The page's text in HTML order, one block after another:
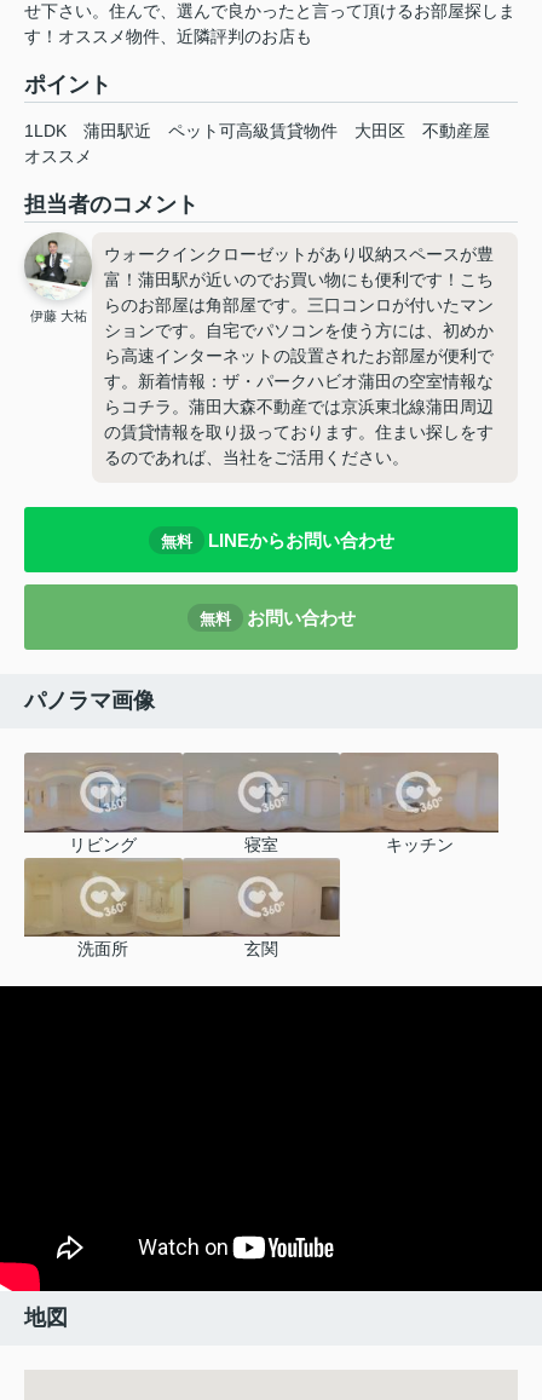
せ下さい。住んで、選んで良かったと言って頂けるお部屋探しま
す！オススメ物件、近隣評判のお店も
ポイント
1LDK 蒲田駅近 ペット可高級賃貸物件 大田区
不動産屋
オススメ
担当者のコメント
伊藤 大祐
ウォークインクローゼットがあり収納スペースが豊
富！蒲田駅が近いのでお買い物にも便利です！こち
らのお部屋は角部屋です。三口コンロが付いたマン
ションです。自宅でパソコンを使う方には、初めか
ら高速インターネットの設置されたお部屋が便利で
す。新着情報：ザ・パークハビオ蒲田の空室情報な
らコチラ。蒲田大森不動産では京浜東北線蒲田周辺
の賃貸情報を取り扱っております。住まい探しをす
るのであれば、当社をご活用ください。
無料 LINEからお問い合わせ
無料 お問い合わせ
パノラマ画像
リビング 寝室 キッチン
洗面所 玄関
地図